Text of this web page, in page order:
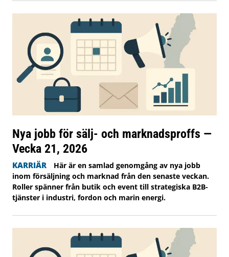
Nya jobb för sälj- och marknadsproffs —
Vecka 21, 2026
KARRIÄR
Här är en samlad genomgång av nya jobb
inom försäljning och marknad från den senaste veckan.
Roller spänner från butik och event till strategiska B2B-
tjänster i industri, fordon och marin energi.